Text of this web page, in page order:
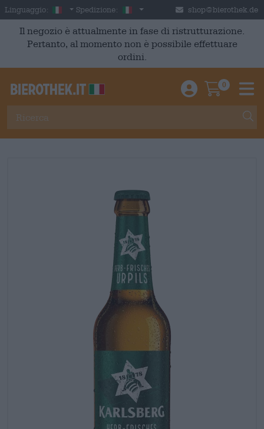
Skip to main content
Linguaggio: Italian
Spedizione: Italia shop@bierothek.de
Il negozio è attualmente in fase di ristrutturazione.
Pertanto, al momento non è possibile effettuare
ordini.
Einloggen /
0